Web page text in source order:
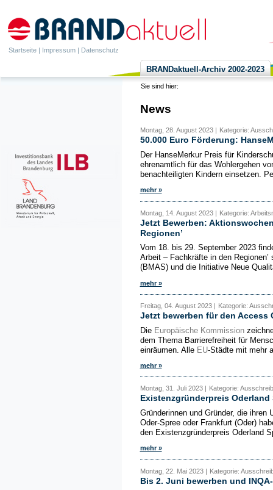
Startseite | Impressum | Datenschutz
BRANDaktuell-Archiv 2002-2023
Sie sind hier:
News
Montag, 28. August 2023 | Kategorie:
50.000 Euro Förderung:
Der HanseMerkur Preis für
ehrenamtlich für das Wohlergehen
benachteiligten Kindern einsetzen.
mehr »
Montag, 14. August 2023 | Kategorie:
Jetzt Bewerben:
Regionen’
Vom 18. bis 29. September 2023
Arbeit – Fachkräfte in den
(BMAS) und die Initiative Neue
mehr »
Freitag, 04. August 2023 | Kategorie:
Jetzt bewerben für den Access
Die Europäische Kommission
dem Thema Barrierefreiheit für
einräumen. Alle EU-Städte mit mehr
mehr »
Montag, 31. Juli 2023 | Kategorie:
Existenzgründerpreis Oderland
Gründerinnen und Gründer, die
Oder-Spree oder Frankfurt (Oder)
den Existenzgründerpreis Oderland
mehr »
Montag, 22. Mai 2023 | Kategorie:
Bis 2. Juni bewerben und